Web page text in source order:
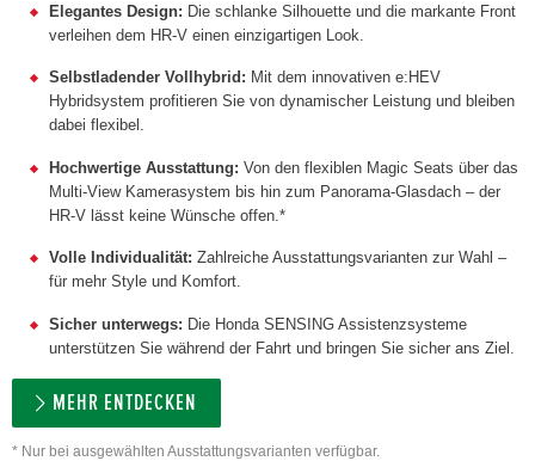
Elegantes Design: Die schlanke Silhouette und die markante Front
verleihen dem HR-V einen einzigartigen Look.
Selbstladender Vollhybrid: Mit dem innovativen e:HEV
Hybridsystem profitieren Sie von dynamischer Leistung und bleiben
dabei flexibel.
Hochwertige Ausstattung: Von den flexiblen Magic Seats über das
Multi-View Kamerasystem bis hin zum Panorama-Glasdach – der
HR-V lässt keine Wünsche offen.*
Volle Individualität: Zahlreiche Ausstattungsvarianten zur Wahl –
für mehr Style und Komfort.
Sicher unterwegs: Die Honda SENSING Assistenzsysteme
unterstützen Sie während der Fahrt und bringen Sie sicher ans Ziel.
MEHR ENTDECKEN
* Nur bei ausgewählten Ausstattungsvarianten verfügbar.